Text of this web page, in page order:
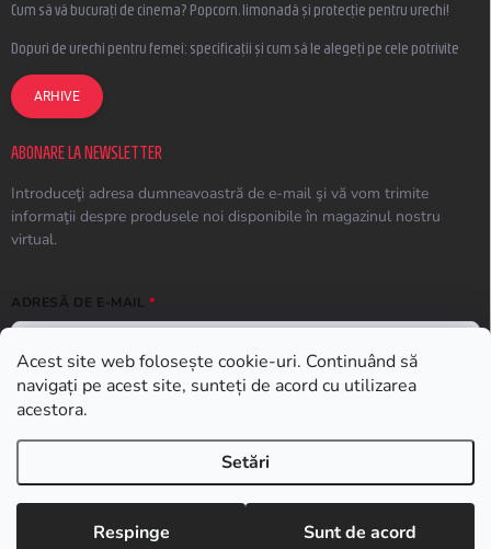
Acest site web folosește cookie-uri. Continuând să
navigați pe acest site, sunteți de acord cu utilizarea
acestora.
Setări
Respinge Sunt de acord
Cum să vă bucurați de cinema? Popcorn, limonadă și protecție pentru urechi!
Dopuri de urechi pentru femei: specificații și cum să le alegeți pe cele potrivite
ARHIVE
ABONARE LA NEWSLETTER
Introduceţi adresa dumneavoastră de e-mail şi vă vom trimite
informaţii despre produsele noi disponibile în magazinul nostru
virtual.
ADRESĂ DE E-MAIL
ABONARE
Drepturi de autor 2026 . Toate drepturile rezervate.